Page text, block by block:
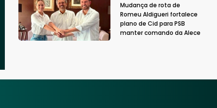
Mudança de rota de
Romeu Aldigueri fortalece
plano de Cid para PSB
manter comando da Alece